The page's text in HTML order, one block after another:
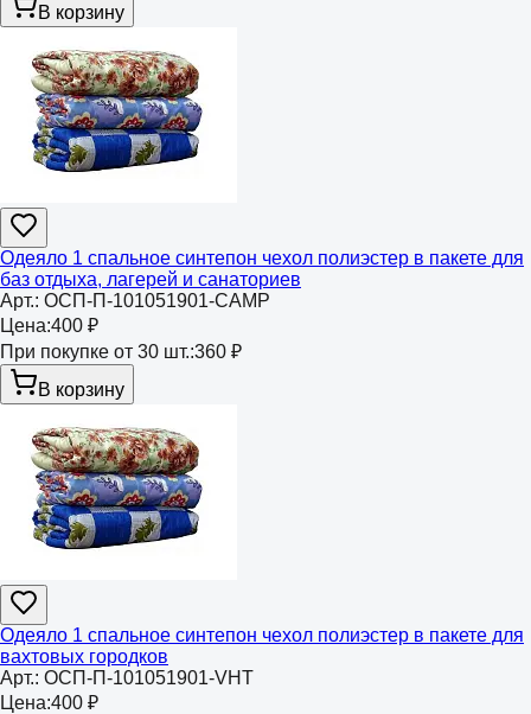
В корзину
Одеяло 1 спальное синтепон чехол полиэстер в пакете для
баз отдыха, лагерей и санаториев
Арт.: ОСП-П-101051901-CAMP
Цена:400 ₽
При покупке от 30 шт.:360 ₽
В корзину
Одеяло 1 спальное синтепон чехол полиэстер в пакете для
вахтовых городков
Арт.: ОСП-П-101051901-VHT
Цена:400 ₽